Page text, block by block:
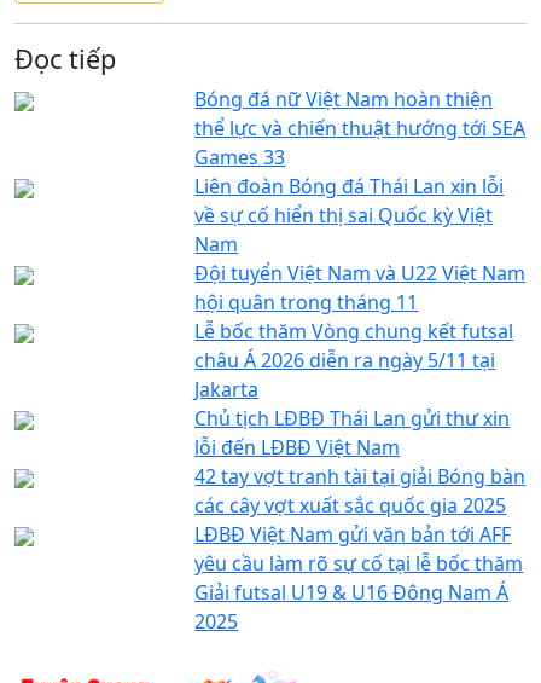
Đọc tiếp
Bóng đá nữ Việt Nam hoàn thiện
thể lực và chiến thuật hướng tới SEA
Games 33
Liên đoàn Bóng đá Thái Lan xin lỗi
về sự cố hiển thị sai Quốc kỳ Việt
Nam
Đội tuyển Việt Nam và U22 Việt Nam
hội quân trong tháng 11
Lễ bốc thăm Vòng chung kết futsal
châu Á 2026 diễn ra ngày 5/11 tại
Jakarta
Chủ tịch LĐBĐ Thái Lan gửi thư xin
lỗi đến LĐBĐ Việt Nam
42 tay vợt tranh tài tại giải Bóng bàn
các cây vợt xuất sắc quốc gia 2025
LĐBĐ Việt Nam gửi văn bản tới AFF
yêu cầu làm rõ sự cố tại lễ bốc thăm
Giải futsal U19 & U16 Đông Nam Á
2025